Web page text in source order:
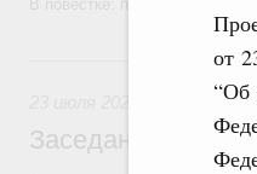
от
“Об
Заседание